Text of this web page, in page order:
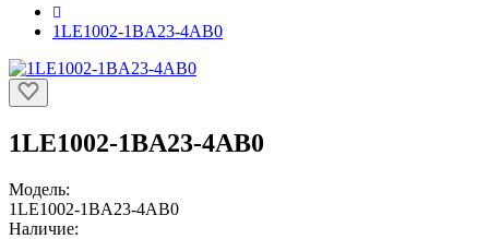
1LE1002-1BA23-4AB0
1LE1002-1BA23-4AB0
Модель:
1LE1002-1BA23-4AB0
Наличие: